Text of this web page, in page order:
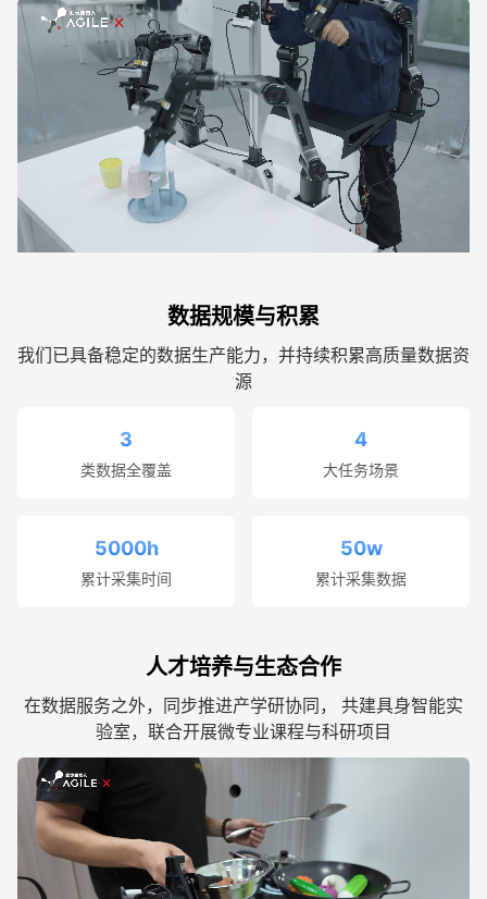
数据规模与积累
我们已具备稳定的数据生产能力，并持续积累高质量数据资
源
3
类数据全覆盖
4
大任务场景
5000h
累计采集时间
50w
累计采集数据
人才培养与生态合作
在数据服务之外，同步推进产学研协同， 共建具身智能实
验室，联合开展微专业课程与科研项目